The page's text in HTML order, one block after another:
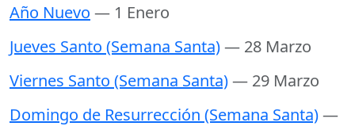
Año Nuevo — 1 Enero
Jueves Santo (Semana Santa)— 28 Marzo
Viernes Santo (Semana Santa)— 29 Marzo
Domingo de Resurrección (Semana Santa)—